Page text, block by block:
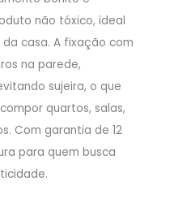
não tóxico, ideal
casa. A fixação com
na parede,
sujeira, o que
quartos, salas,
Com garantia de 12
para quem busca